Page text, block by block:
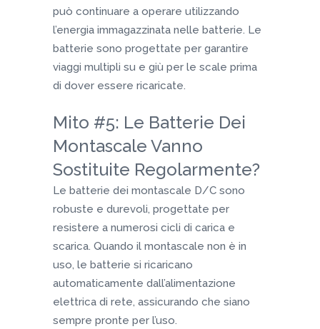
può continuare a operare utilizzando
l’energia immagazzinata nelle batterie. Le
batterie sono progettate per garantire
viaggi multipli su e giù per le scale prima
di dover essere ricaricate.
Mito #5: Le Batterie Dei
Montascale Vanno
Sostituite Regolarmente?
Le batterie dei montascale D/C sono
robuste e durevoli, progettate per
resistere a numerosi cicli di carica e
scarica. Quando il montascale non è in
uso, le batterie si ricaricano
automaticamente dall’alimentazione
elettrica di rete, assicurando che siano
sempre pronte per l’uso.